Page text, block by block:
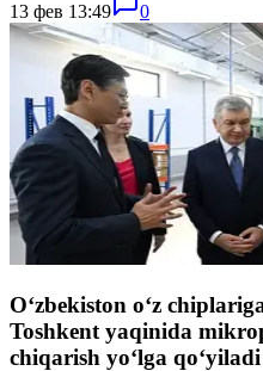
13 фев 13:49 0
Oʻzbekiston oʻz
Toshkent yaqinida
chiqarish yoʻlga qoʻyiladi